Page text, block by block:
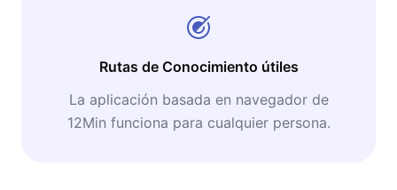
Rutas de Conocimiento útiles
La aplicación basada en navegador de
12Min funciona para cualquier persona.